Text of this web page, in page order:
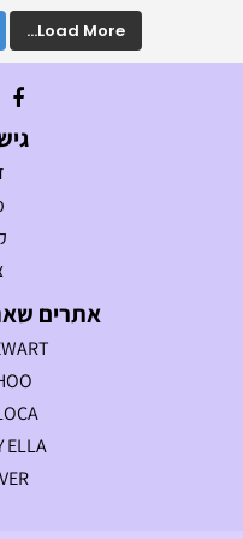
Load More...
אתרים
ELLA